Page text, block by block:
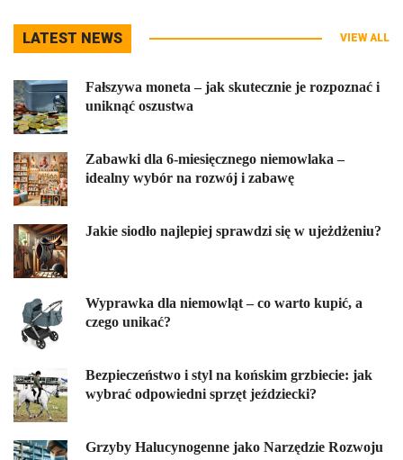
LATEST NEWS VIEW ALL
Fałszywa moneta – jak skutecznie je rozpoznać i
uniknąć oszustwa
Zabawki dla 6-miesięcznego niemowlaka –
idealny wybór na rozwój i zabawę
Jakie siodło najlepiej sprawdzi się w ujeżdżeniu?
Wyprawka dla niemowląt – co warto kupić, a
czego unikać?
Bezpieczeństwo i styl na końskim grzbiecie: jak
wybrać odpowiedni sprzęt jeździecki?
Grzyby Halucynogenne jako Narzędzie Rozwoju